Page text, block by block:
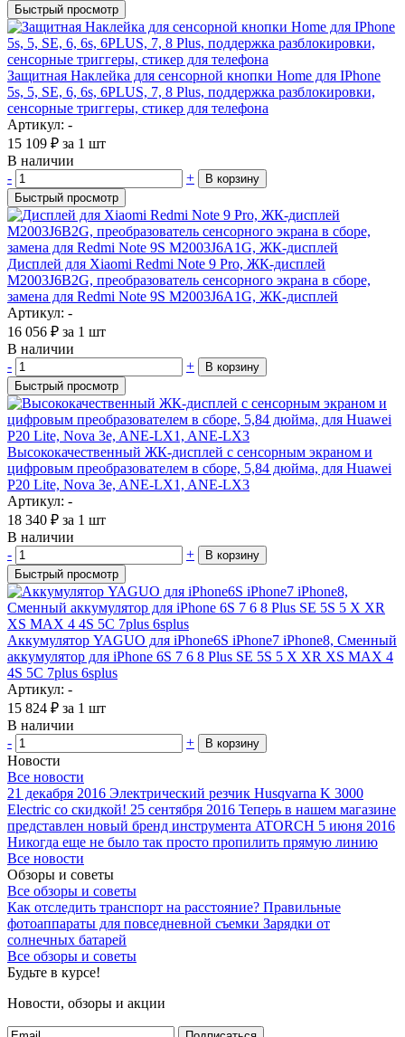
Быстрый просмотр
Защитная Наклейка для сенсорной кнопки Home для IPhone
5s, 5, SE, 6, 6s, 6PLUS, 7, 8 Plus, поддержка разблокировки,
сенсорные триггеры, стикер для телефона
Артикул: -
15 109 ₽ за 1 шт
В наличии
-
+
В корзину
Быстрый просмотр
Дисплей для Xiaomi Redmi Note 9 Pro, ЖК-дисплей
M2003J6B2G, преобразователь сенсорного экрана в сборе,
замена для Redmi Note 9S M2003J6A1G, ЖК-дисплей
Артикул: -
16 056 ₽ за 1 шт
В наличии
-
+
В корзину
Быстрый просмотр
Высококачественный ЖК-дисплей с сенсорным экраном и
цифровым преобразователем в сборе, 5,84 дюйма, для Huawei
P20 Lite, Nova 3e, ANE-LX1, ANE-LX3
Артикул: -
18 340 ₽ за 1 шт
В наличии
-
+
В корзину
Быстрый просмотр
Аккумулятор YAGUO для iPhone6S iPhone7 iPhone8, Сменный
аккумулятор для iPhone 6S 7 6 8 Plus SE 5S 5 X XR XS MAX 4
4S 5C 7plus 6splus
Артикул: -
15 824 ₽ за 1 шт
В наличии
-
+ В корзину
Новости
Все новости
21 декабря 2016 Электрический резчик Husqvarna K 3000
Electric со скидкой! 25 сентября 2016 Теперь в нашем магазине
представлен новый бренд инструмента ATORCH 5 июня 2016
Никогда еще не было так просто пропилить прямую линию
Все новости
Обзоры и советы
Все обзоры и советы
Как отследить транспорт на расстояние? Правильные
фотоаппараты для повседневной съемки Зарядки от
солнечных батарей
Все обзоры и советы
Будьте в курсе!
Новости, обзоры и акции